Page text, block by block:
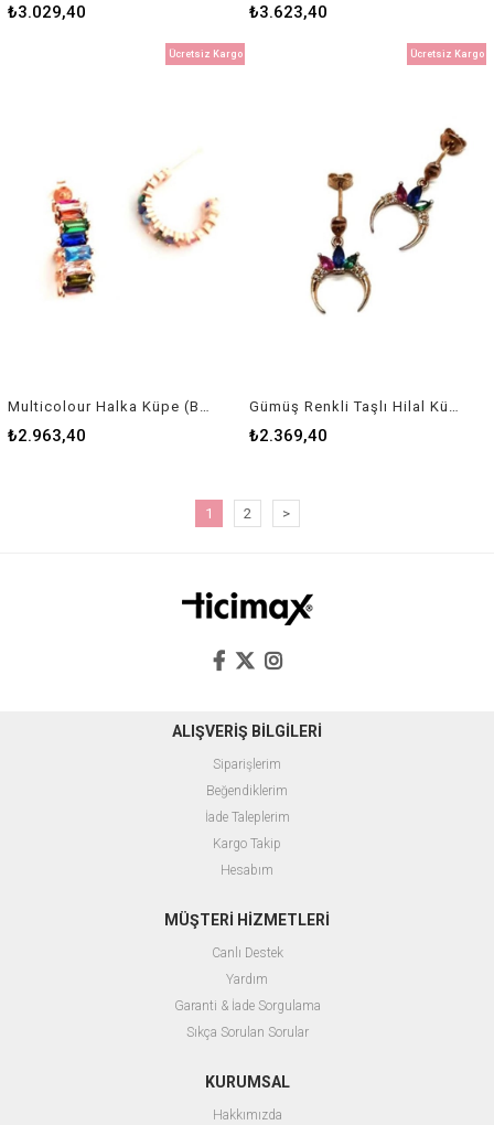
₺3.029,40 ₺3.623,40
Multicolour Halka Küpe (Baget Taşlı Küpe)
₺2.963,40
Ücretsiz Kargo
Gümüş Renkli Taşlı Hilal Küpe
₺2.369,40
Ücretsiz Kargo
1 2 >
ALIŞVERİŞ BİLGİLERİ
Siparişlerim
Beğendiklerim
İade Taleplerim
Kargo Takip
Hesabım
MÜŞTERİ HİZMETLERİ
Canlı Destek
Yardım
Garanti & İade Sorgulama
Sıkça Sorulan Sorular
KURUMSAL
Hakkımızda